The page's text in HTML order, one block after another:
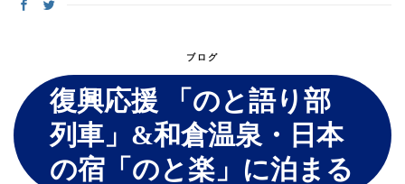
ブログ
復興応援 「のと語り部
列車」&和倉温泉・日本
の宿「のと楽」に泊まる